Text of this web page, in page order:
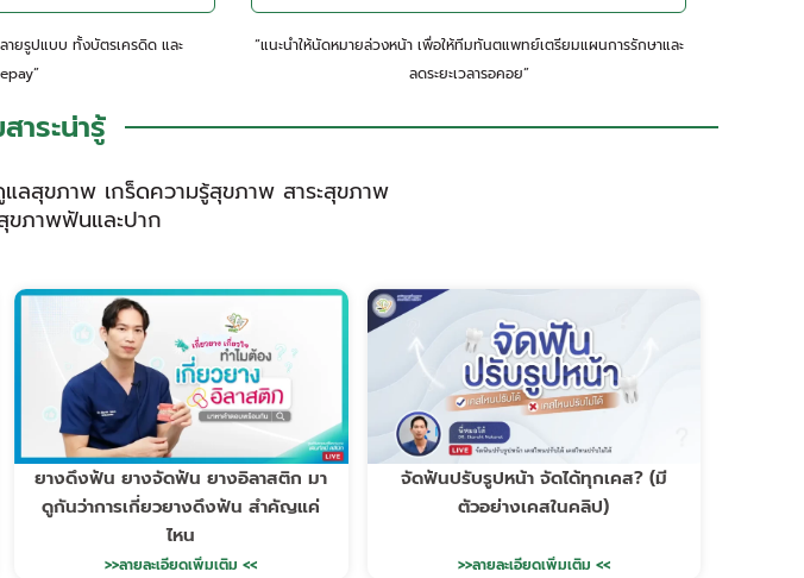
ลายรูปแบบ ทั้งบัตรเครดิด และ
“แนะนำให้นัดหมายล่วงหน้า เพื่อให้ทีมทันตแพทย์เตรียมแผนการรักษาและ
ลดระยะเวลารอคอย”
าระน่ารู้
ลสุขภาพ เกร็ดความรู้สุขภาพ สาระสุขภาพ
ขภาพฟันและปาก
ยางดึงฟัน ยางจัดฟัน ยางอิลาสติก มา
ดูกันว่าการเกี่ยวยางดึงฟัน สำคัญแค่
ไหน
>>ลายละเอียดเพิ่มเติม <<
จัดฟันปรับรูปหน้า จัดได้ทุกเคส? (มี
ตัวอย่างเคสในคลิป)
>>ลายละเอียดเพิ่มเติม <<